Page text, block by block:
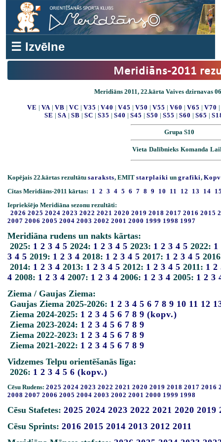
☰ Izvēlne
Meridiāns-2011
Meridiāns 2011, 22.kārta Vaives dzirnavas
VE | VA | VB | VC | V35 | V40 | V45 | V50 | V55 | V60 | V65 | V70 |
SE | SA| SB | SC | S35 | S40 | S45 | S50 | S55 | S60 | S65 |
Grupa S10
Vieta Dalībnieks Komanda
Kopējais 22.kārtas rezultātu saraksts, EMIT starplaiki un grafiki,
Citas Meridiāns-2011 kārtas: 1 2 3 4 5 6 7 8 9 10 11 12 13 14
Iepriekšējo Meridiāna sezonu rezultāti:
2026 2025 2024 2023 2022 2021 2020 2019 2018 2017 2016 2015
2007 2006 2005 2004 2003 2002 2001 2000 1999 1998 1997
Meridiāna rudens un nakts kārtas:
2025: 1 2 3 4 5 2024: 1 2 3 4 5 2023: 1 2 3 4 5 2022: 1
3 4 5 2019: 1 2 3 4 2018: 1 2 3 4 5 2017: 1 2 3 4 5
2014: 1 2 3 4 2013: 1 2 3 4 5 2012: 1 2 3 4 5 2011: 1 2
4 2008: 1 2 3 4 2007: 1 2 3 4 2006: 1 2 3 4 2005: 1 2 3
Ziema / Gaujas Ziema:
Gaujas Ziema 2025-2026: 1 2 3 4 5 6 7 8 9 10 11 12
Ziema 2024-2025: 1 2 3 4 5 6 7 8 9 (kopv.)
Ziema 2023-2024: 1 2 3 4 5 6 7 8 9
Ziema 2022-2023: 1 2 3 4 5 6 7 8 9
Ziema 2021-2022: 1 2 3 4 5 6 7 8 9
Vidzemes Telpu orientēšanās līga:
2026: 1 2 3 4 5 6 (kopv.)
Cēsu Rudens: 2025 2024 2023 2022 2021 2020 2019 2018 2017 2016
2008 2007 2006 2005 2004 2003 2002 2001 2000 1999 1998
Cēsu Stafetes: 2025 2024 2023 2022 2021 2020 2019
Cēsu Sprints: 2016 2015 2014 2013 2012 2011